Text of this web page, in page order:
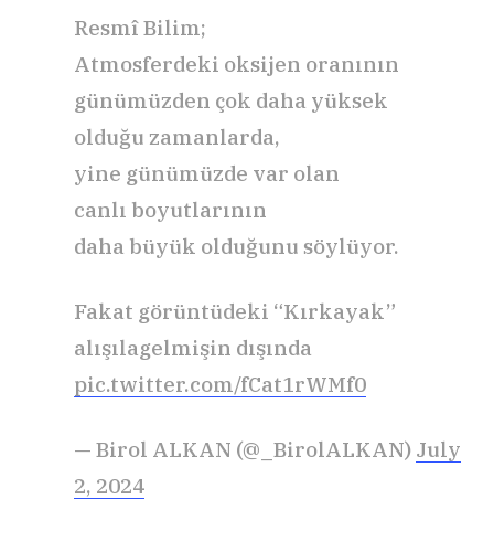
Resmî Bilim;
Atmosferdeki oksijen oranının
günümüzden çok daha yüksek
olduğu zamanlarda,
yine günümüzde var olan
canlı boyutlarının
daha büyük olduğunu söylüyor.
Fakat görüntüdeki “Kırkayak”
alışılagelmişin dışında
pic.twitter.com/fCat1rWMf0
— Birol ALKAN (@_BirolALKAN) July
2, 2024